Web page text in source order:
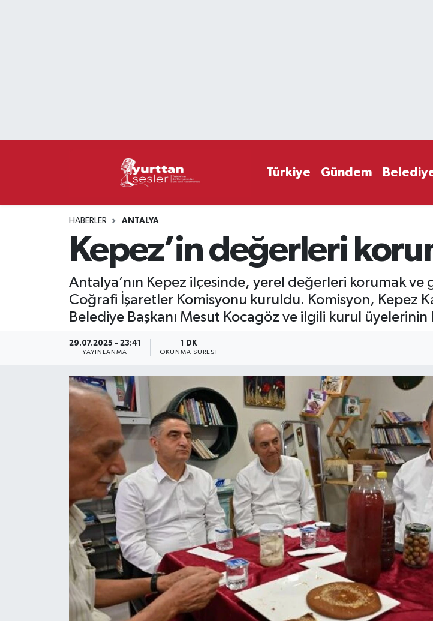
Türkiye Gündem
HABERLER ANTALYA
Kepez’in değerleri
Antalya’nın Kepez ilçesinde, yerel değerleri korumak ve
Coğrafi İşaretler Komisyonu kuruldu. Komisyon, Kepez
Belediye Başkanı Mesut Kocagöz ve ilgili kurul üyelerinin
29.07.2025 - 23:41
YAYINLANMA
1 DK
OKUNMA SÜRESI
Süper Lig Puan Durumu ve Fikstür
Haber Arşivi